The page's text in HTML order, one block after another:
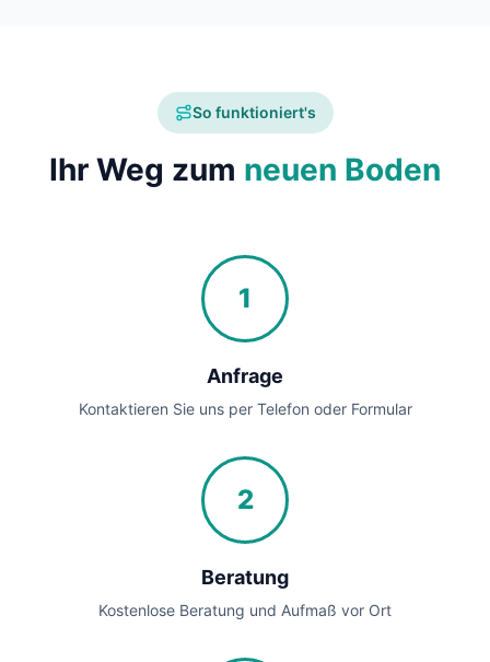
So funktioniert's
Ihr Weg zum neuen Boden
1
Anfrage
Kontaktieren Sie uns per Telefon oder Formular
2
Beratung
Kostenlose Beratung und Aufmaß vor Ort